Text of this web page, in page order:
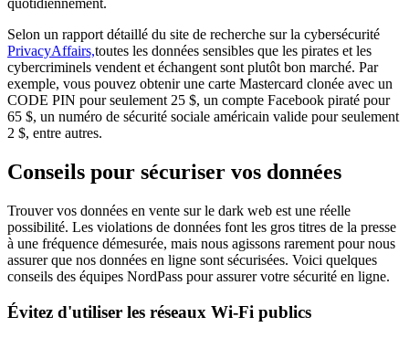
quotidiennement.
Selon un rapport détaillé du site de recherche sur la cybersécurité
PrivacyAffairs,toutes les données sensibles que les pirates et les
cybercriminels vendent et échangent sont plutôt bon marché. Par
exemple, vous pouvez obtenir une carte Mastercard clonée avec un
CODE PIN pour seulement 25 $, un compte Facebook piraté pour
65 $, un numéro de sécurité sociale américain valide pour seulement
2 $, entre autres.
Conseils pour sécuriser vos données
Trouver vos données en vente sur le dark web est une réelle
possibilité. Les violations de données font les gros titres de la presse
à une fréquence démesurée, mais nous agissons rarement pour nous
assurer que nos données en ligne sont sécurisées. Voici quelques
conseils des équipes NordPass pour assurer votre sécurité en ligne.
Évitez d'utiliser les réseaux Wi-Fi publics